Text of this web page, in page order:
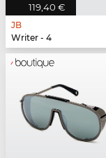
119,40 €
JB
Writer - 4